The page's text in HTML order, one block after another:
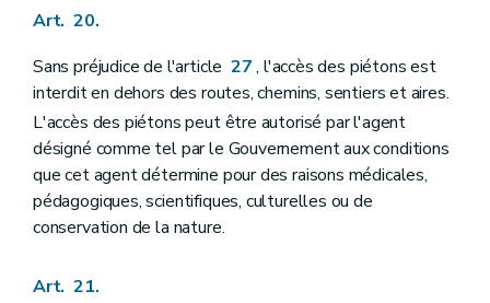
Art. 20.
Sans préjudice de l'article 27, l'accès des piétons est
interdit en dehors des routes, chemins, sentiers et aires.
L'accès des piétons peut être autorisé par l'agent
désigné comme tel par le Gouvernement aux conditions
que cet agent détermine pour des raisons médicales,
pédagogiques, scientifiques, culturelles ou de
conservation de la nature.
Art. 21.